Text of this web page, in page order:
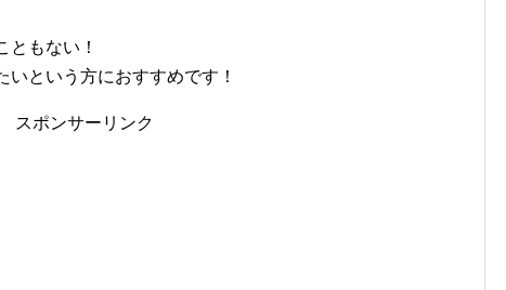
ともない！
という方におすすめです！
スポンサーリンク